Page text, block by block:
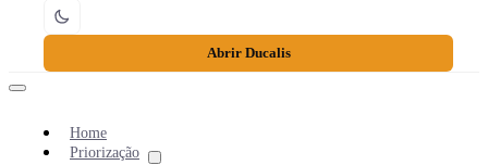
Abrir Ducalis
Home
Priorização